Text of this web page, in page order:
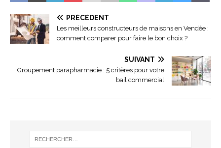
PRÉCÉDENT
Les meilleurs constructeurs de maisons en Vendée :
comment comparer pour faire le bon choix ?
SUIVANT
Groupement parapharmacie : 5 critères pour votre
bail commercial